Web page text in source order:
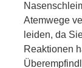
Atemwege
leiden, da
Reaktionen